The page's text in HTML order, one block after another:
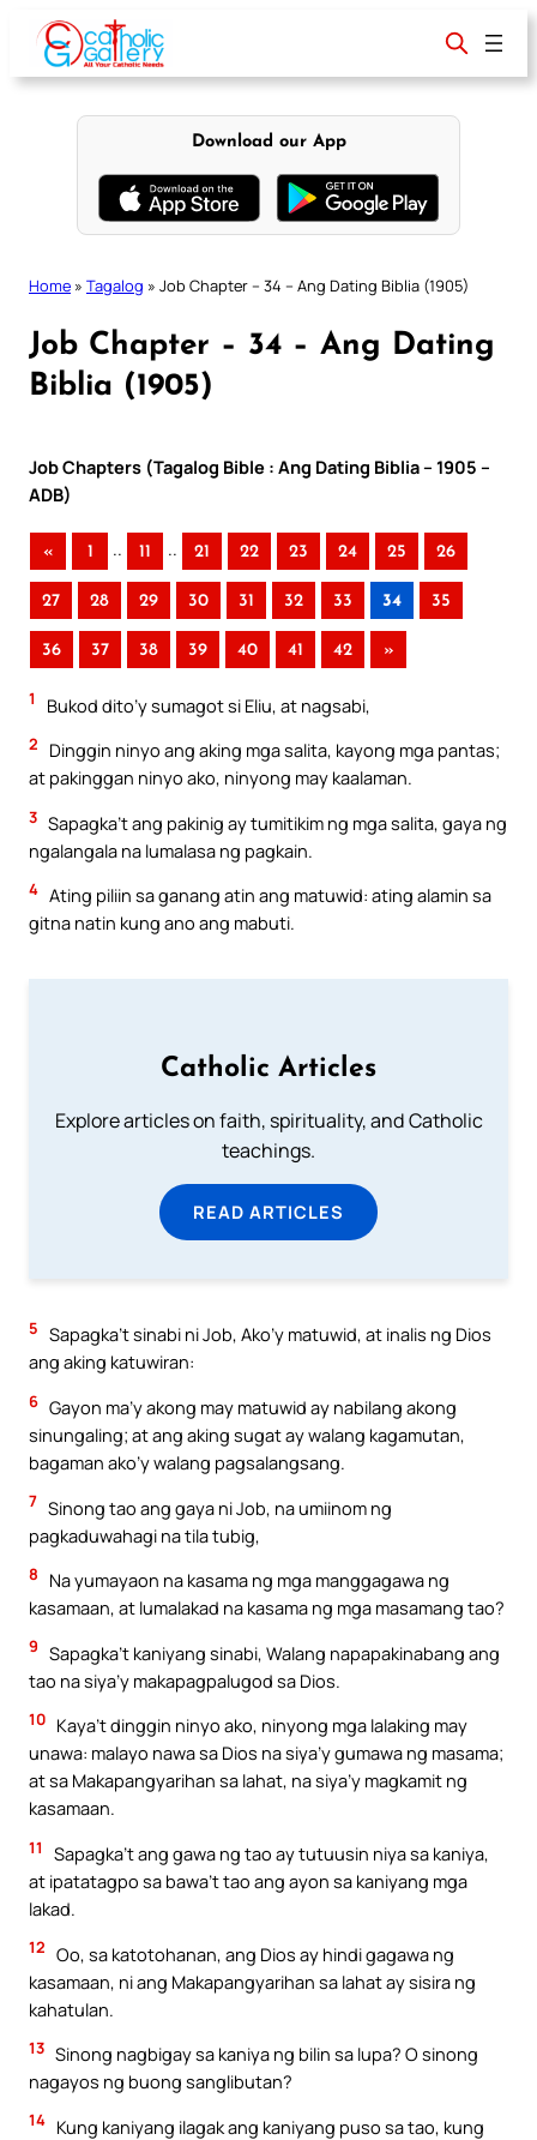
content
Download our App
Home » Tagalog » Job Chapter – 34 – Ang Dating Biblia (1905)
Job Chapter – 34 – Ang Dating
Biblia (1905)
Job Chapters (Tagalog Bible : Ang Dating Biblia – 1905 –
ADB)
« 1 .. 11 .. 21 22 23 24 25 26
27 28 29 30 31 32 33 34 35
36 37 38 39 40 41 42 »
1 Bukod dito’y sumagot si Eliu, at nagsabi,
2
Dinggin ninyo ang aking mga salita, kayong mga pantas;
at pakinggan ninyo ako, ninyong may kaalaman.
3 Sapagka’t ang pakinig ay tumitikim ng mga salita, gaya ng
ngalangala na lumalasa ng pagkain.
4 Ating piliin sa ganang atin ang matuwid: ating alamin sa
gitna natin kung ano ang mabuti.
Catholic Articles
Explore articles on faith, spirituality, and Catholic
teachings.
READ ARTICLES
5 Sapagka’t sinabi ni Job, Ako’y matuwid, at inalis ng Dios
ang aking katuwiran:
6 Gayon ma’y akong may matuwid ay nabilang akong
sinungaling; at ang aking sugat ay walang kagamutan,
bagaman ako’y walang pagsalangsang.
7 Sinong tao ang gaya ni Job, na umiinom ng
pagkaduwahagi na tila tubig,
8
Na yumayaon na kasama ng mga manggagawa ng
kasamaan, at lumalakad na kasama ng mga masamang tao?
9 Sapagka’t kaniyang sinabi, Walang napapakinabang ang
tao na siya’y makapagpalugod sa Dios.
10 Kaya’t dinggin ninyo ako, ninyong mga lalaking may
unawa: malayo nawa sa Dios na siya’y gumawa ng masama;
at sa Makapangyarihan sa lahat, na siya’y magkamit ng
kasamaan.
11
Sapagka’t ang gawa ng tao ay tutuusin niya sa kaniya,
at ipatatagpo sa bawa’t tao ang ayon sa kaniyang mga
lakad.
12 Oo, sa katotohanan, ang Dios ay hindi gagawa ng
kasamaan, ni ang Makapangyarihan sa lahat ay sisira ng
kahatulan.
13 Sinong nagbigay sa kaniya ng bilin sa lupa? O sinong
nagayos ng buong sanglibutan?
14 Kung kaniyang ilagak ang kaniyang puso sa tao, kung